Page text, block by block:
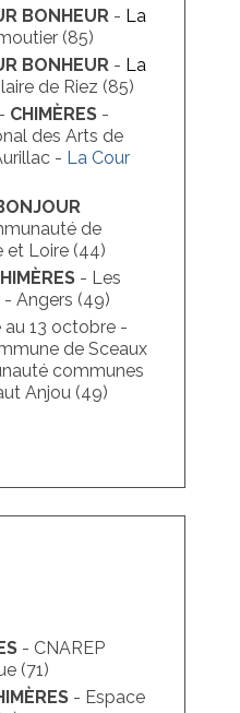
BONHEUR - La
(85)
BONHEUR - La
de Riez (85)
CHIMÈRES -
des Arts de
- La Cour
de
et Loire (44)
- Les
Angers (49)
13 octobre -
de Sceaux
communes
Anjou (49)
- CNAREP
(71)
- Espace